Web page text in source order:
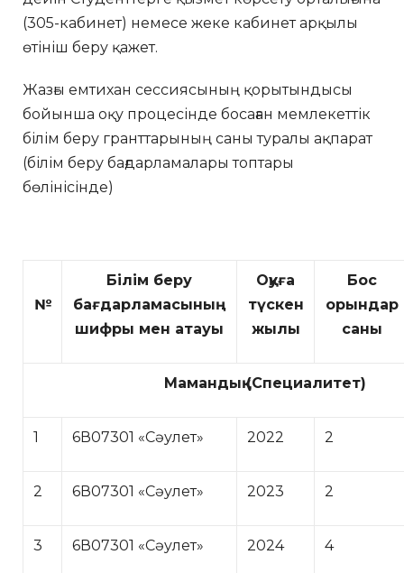
(305-кабинет) немесе жеке кабинет арқылы
өтініш беру қажет.
Жазғы емтихан сессиясының қорытындысы
бойынша оқу процесінде босаған мемлекеттік
білім беру гранттарының саны туралы ақпарат
(білім беру бағдарламалары топтары
бөлінісінде)
№
Білім беру
бағдарламасының
шифры мен атауы
Оқуға
түскен
жылы
Бос
орындар
саны
Мамандық (Специалитет)
1 6В07301 «Сәулет» 2022 2
2 6В07301 «Сәулет» 2023 2
3 6В07301 «Сәулет» 2024 4